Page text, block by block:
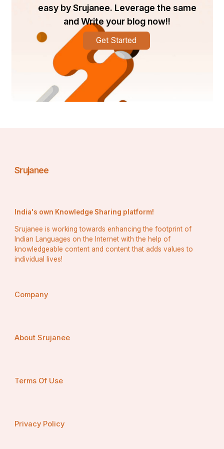
जीवन का अभिन्न हिस्सा मानकर स्वीकार करना चाहिए।
2. हर सफलता के पीछे कड़ी मेहनत और
समर्पण होता है।
प्रयासों का परिणाम है जो हम लगातार और दृढ़ता से करते हैं। जब
कोई भी महान उपलब्धि संभव नहीं है। यह हमें न केवल अपने लक्ष्यों
easy by Srujanee. Leverage the same
and Write your blog now!!
Get Started
Srujanee
India's own Knowledge Sharing platform!
Srujanee is working towards enhancing the footprint of
Indian Languages on the Internet with the help of
knowledgeable content and content that adds values to
individual lives!
Company
About Srujanee
Terms Of Use
Privacy Policy